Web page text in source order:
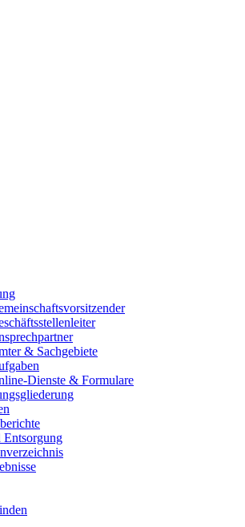
& Sachgebiete
Dienste & Formulare
Entsorgung